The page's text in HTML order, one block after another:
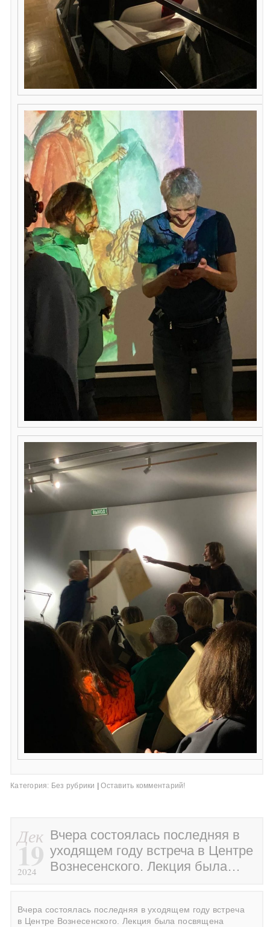
Категория: Без рубрики Оставить комментарий!
Дек
19
2024
Вчера состоялась последняя в
уходящем году встреча в Центре
Вознесенского. Лекция была…
Вчера состоялась последняя в уходящем году встреча
в Центре Вознесенского. Лекция была посвящена